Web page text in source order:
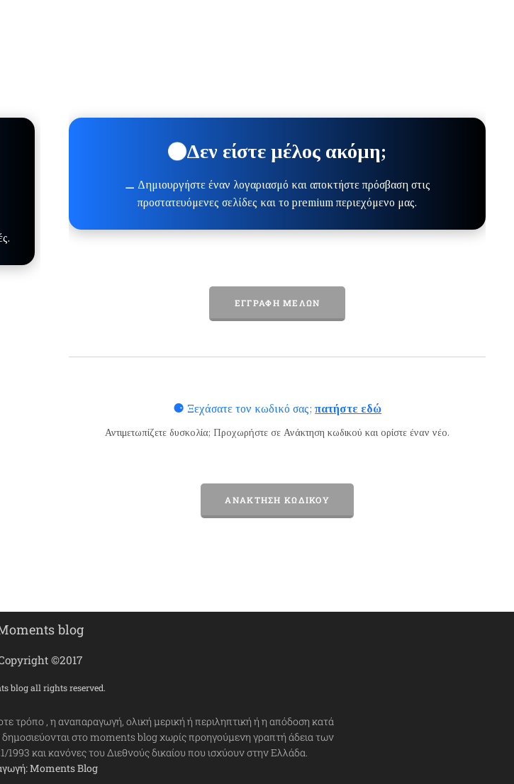
Δεν είστε μέλος ακόμη;
⚊ Δημιουργήστε έναν λογαριασμό και αποκτήστε πρόσβαση στις
προστατευόμενες σελίδες και το premium περιεχόμενο μας.
ΕΓΓΡΑΦΉ ΜΕΛΏΝ
⚈ Ξεχάσατε τον κωδικό σας;πατήστε εδώ
Αντιμετωπίζετε δυσκολία; Προχωρήστε σεΑνάκτηση κωδικού και ορίστε έναν νέο.
ΑΝΆΚΤΗΣΗ ΚΩΔΙΚΟΎ
blog
©2017
blog all rights reserved.
τρόπο , η αναπαραγωγή, ολική μερική ή περιληπτική ή η απόδοση κατά
στο moments blog χωρίς προηγούμενη γραπτή άδεια των
και κανόνες του Διεθνούς δικαίου που ισχύουν στην Ελλάδα.
Moments Blog